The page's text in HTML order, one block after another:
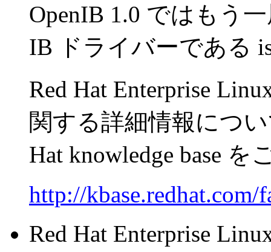
OpenIB 1.0 ではもう
IB ドライバーである
Red Hat Enterprise
関する詳細情報につ
Hat knowledge base を
http://kbase.redhat.com/
Red Hat Enterprise